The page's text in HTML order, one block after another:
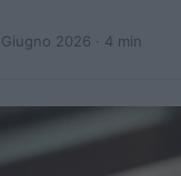
2026 · 4 min